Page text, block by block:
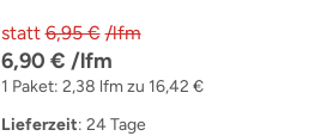
statt 6,95 € /lfm
6,90 € /lfm
1 Paket: 2,38 lfm zu 16,42 €
Lieferzeit: 24 Tage